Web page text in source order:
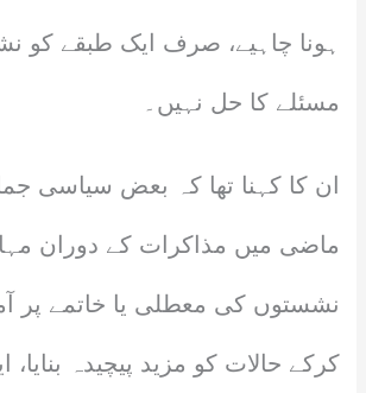
ہونا چاہیے، صرف ایک طبقے کو
مسئلے کا حل نہیں۔
ان کا کہنا تھا کہ بعض سیاسی
ماضی میں مذاکرات کے دوران
نشستوں کی معطلی یا خاتمے پر
کرکے حالات کو مزید پیچیدہ